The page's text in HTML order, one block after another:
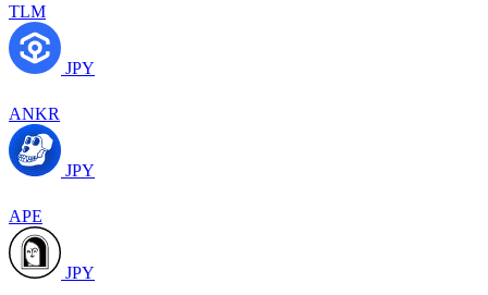
TLM
JPY
ANKR
JPY
APE
JPY